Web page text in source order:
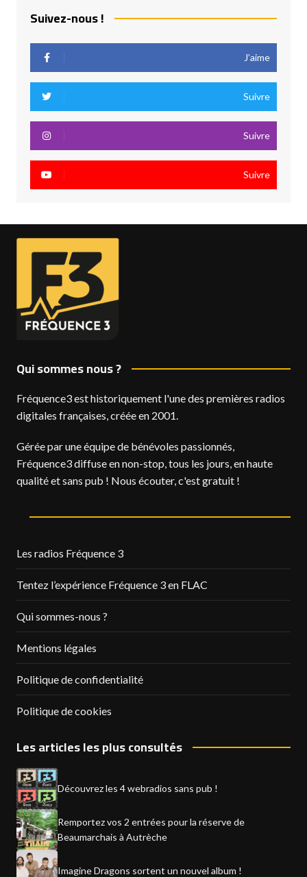
Suivez-nous !
J’aime
Suivre
Suivre
Suivre
Qui sommes nous ?
Fréquence3 est historiquement l'une des premières radios
digitales françaises, créée en 2001.
Gérée par une équipe de bénévoles passionnés,
Fréquence3 diffuse en non-stop, tous les jours, en haute
qualité et sans pub ! Nous écouter, c'est gratuit !
Les radios Fréquence 3
Tentez l’expérience Fréquence 3 en FLAC
Qui sommes-nous ?
Mentions légales
Politique de confidentialité
Politique de cookies
Les articles les plus consultés
Découvrez les 4 webradios sans pub !
Remportez vos 2 entrées pour la réserve de
Beaumarchais à Autrèche
Imagine Dragons sortent un nouvel album !